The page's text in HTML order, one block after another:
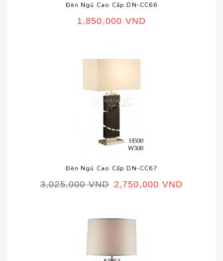
Đèn Ngủ Cao Cấp DN-CC66
1,850,000 VND
Đèn Ngủ Cao Cấp DN-CC67
3,025,000VND 2,750,000 VND